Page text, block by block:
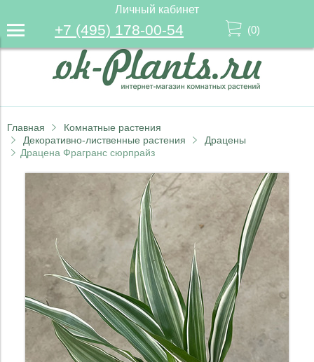
Личный кабинет
+7 (495) 178-00-54 (0)
Главная
Комнатные растения
Декоративно-лиственные растения
Драцены
Драцена Фрагранс сюрпрайз